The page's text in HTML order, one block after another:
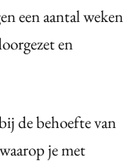
een aantal weken
en
de behoefte van
je met